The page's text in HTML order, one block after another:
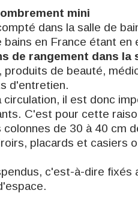
mini
dans la salle de
bains en France étant
de rangement dans la
produits de beauté,
d'entretien.
circulation, il est donc
C'est pour cette
de 30 à 40 cm
placards et casiers
c'est-à-dire fixés